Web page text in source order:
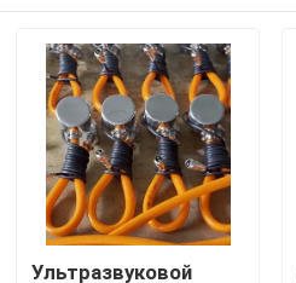
Ультразвуковой